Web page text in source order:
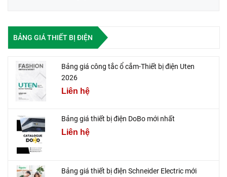
BẢNG GIÁ THIẾT BỊ ĐIỆN
Bảng giá công tắc ổ cắm-Thiết bị điện Uten
2026
Liên hệ
Bảng giá thiết bị điện DoBo mới nhất
Liên hệ
Bảng giá thiết bị điện Schneider Electric mới